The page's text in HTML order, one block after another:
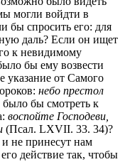
могли войдти в
бы спросить его: для
даль? Если он ищет
к невидимому
бы ему возвести
указание от Самого
небо престол
бы смотреть к
воспойте Господеви,
(Псал. LXVII. 33. 34)?
не принесут нам
действие так, чтобы